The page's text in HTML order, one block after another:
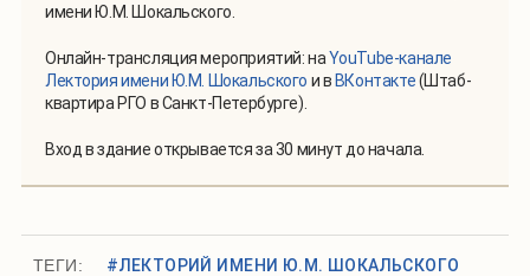
имени Ю.М. Шокальского.
Онлайн-трансляция мероприятий: наYouTube-канале
Лектория имени Ю.М. Шокальского и в ВКонтакте(Штаб-
квартира РГО в Санкт-Петербурге).
Вход в здание открывается за 30 минут до начала.
ТЕГИ: #ЛЕКТОРИЙ ИМЕНИ Ю.М. ШОКАЛЬСКОГО